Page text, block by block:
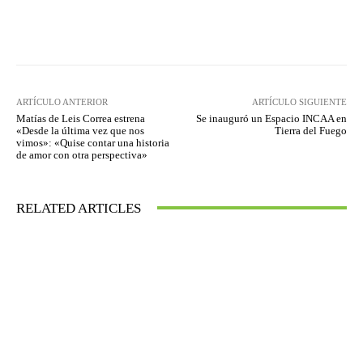
ARTÍCULO ANTERIOR
Matías de Leis Correa estrena
«Desde la última vez que nos
vimos»: «Quise contar una historia
de amor con otra perspectiva»
ARTÍCULO SIGUIENTE
Se inauguró un Espacio INCAA en
Tierra del Fuego
RELATED ARTICLES